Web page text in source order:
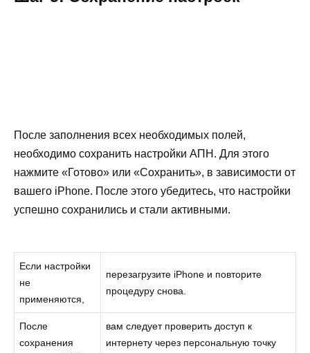
После заполнения всех необходимых полей,
необходимо сохранить настройки АПН. Для этого
нажмите «Готово» или «Сохранить», в зависимости от
вашего iPhone. После этого убедитесь, что настройки
успешно сохранились и стали активными.
Если настройки
не
применяются,
перезагрузите iPhone и повторите
процедуру снова.
После
сохранения
вам следует проверить доступ к
интернету через персональную точку